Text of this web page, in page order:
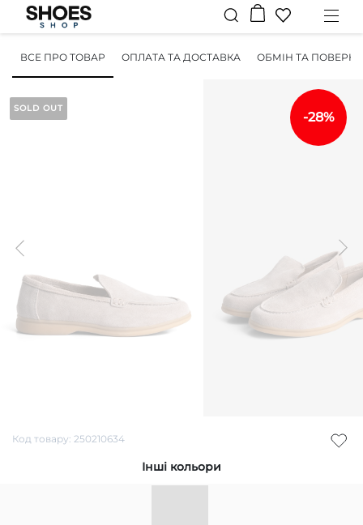
ВСЕ ПРО ТОВАР ОПЛАТА ТА ДОСТАВКА ОБМІН ТА
-28%
SOLD OUT
Код товару: 250210634
Інші кольори